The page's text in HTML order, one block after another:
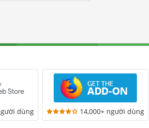
dùng 14,000+ người dùng